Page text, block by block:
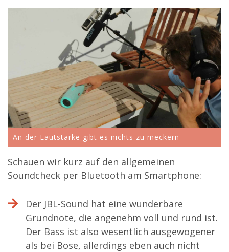
An der Lautstärke gibt es nichts zu meckern
Schauen wir kurz auf den allgemeinen
Soundcheck per Bluetooth am Smartphone:
Der JBL-Sound hat eine wunderbare
Grundnote, die angenehm voll und rund ist.
Der Bass ist also wesentlich ausgewogener
als bei Bose, allerdings eben auch nicht